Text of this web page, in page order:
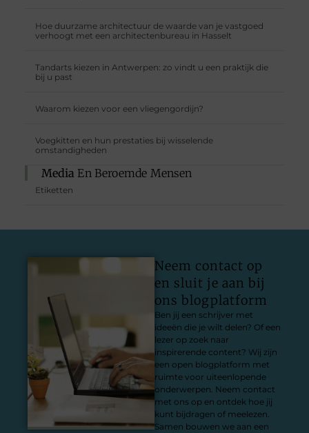
Hoe duurzame architectuur de waarde van je vastgoed
verhoogt met een architectenbureau in Hasselt
Tandarts kiezen in Antwerpen: zo vindt u een praktijk die
bij u past
Waarom kiezen voor een vliegengordijn?
Voegkitten en hun prestaties bij wisselende
omstandigheden
Media En Beroemde Mensen
Etiketten
Neem contact op
en sluit je aan bij
ons blogplatform
Ben jij een schrijver met
ideeën die je wilt delen? Of een
lezer op zoek naar
inspirerende content? Wij zijn
een open blogplatform met
ruimte voor uiteenlopende
onderwerpen. Neem contact
met ons op en ontdek hoe jij
kunt bijdragen of meelezen.
Samen bouwen we aan een